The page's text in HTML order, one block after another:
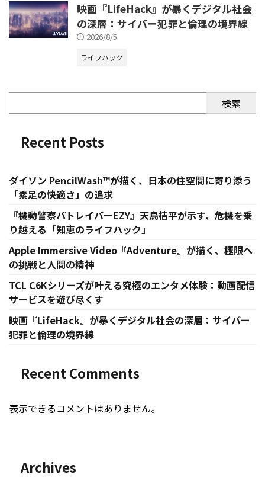
映画『LifeHack』が暴くデジタル社会
の深層：サイバー犯罪と倫理の境界線
2026/8/5
ライフハック
検索
Recent Posts
ダイソン PencilWash™が描く、日本の住空間に寄り添う
「素足の快適さ」の追求
『機動警察パトレイバーEZY』天鳥桔平が示す、危機を乗
り越える「知恵のライフハック」
Apple Immersive Video『Adventure』が描く、極限へ
の挑戦と人間の精神
TCL C6Kシリーズが叶える究極のエンタメ体験：動画配信
サービスを遊び尽くす
映画『LifeHack』が暴くデジタル社会の深層：サイバー
犯罪と倫理の境界線
Recent Comments
表示できるコメントはありません。
Archives